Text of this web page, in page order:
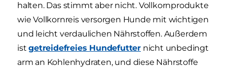
halten. Das stimmt aber nicht. Vollkornprodukte
wie Vollkornreis versorgen Hunde mit wichtigen
und leicht verdaulichen Nährstoffen. Außerdem
istgetreidefreies Hundefutter nicht unbedingt
arm an Kohlenhydraten, und diese Nährstoffe